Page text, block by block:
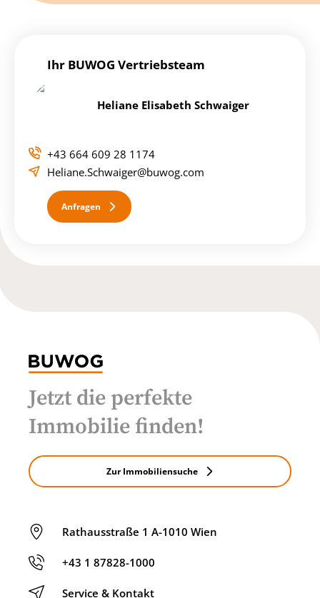
Ihr BUWOG Vertriebsteam
Heliane Elisabeth Schwaiger
+43 664 609 28 1174
Heliane.Schwaiger@buwog.com
Anfragen
Rathausstraße 1 A-1010 Wien
+43 1 87828-1000
Service & Kontakt
Jetzt die perfekte
Immobilie finden!
Zur Immobiliensuche